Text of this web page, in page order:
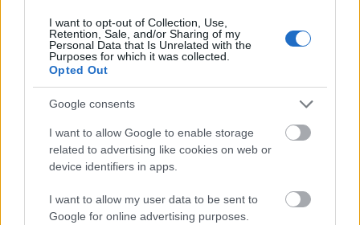
I want to opt-out of Collection, Use,
Retention, Sale, and/or Sharing of my
Personal Data that Is Unrelated with the
Purposes for which it was collected.
Opted Out
Google consents
I want to allow Google to enable storage
related to advertising like cookies on web or
device identifiers in apps.
I want to allow my user data to be sent to
Google for online advertising purposes.
Para qué tipo de trabajos es ideal
Mechas finas, gruesas o a aluminio
Técnicas balayage y babylights
Decoloración global
Extracción de pigmento en procesos de corrección
Altas aclaraciones controladas